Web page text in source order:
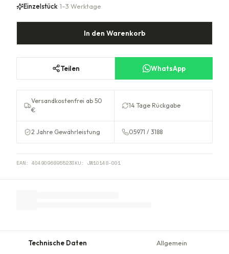
Einzelstück· 1–3 Werktage
In den Warenkorb
Teilen WhatsApp
Versandkostenfrei ab 50
€
14 Tage Rückgabe
2 Jahre Gewährleistung 05971 / 3188
EAN: 4049096895523SKU: JW10148-001
Technische Daten Allgemein